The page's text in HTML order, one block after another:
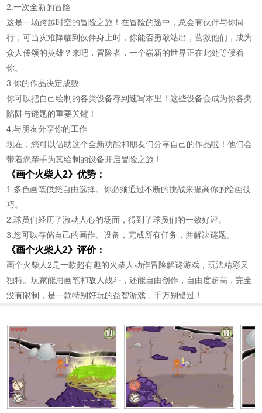
2.一次全新的冒险
这是一场跨越时空的冒险之旅！在冒险的途中，总会有伙伴与你同
行，可当灾难降临到伙伴身上时，你能否勇敢站出，营救他们，成为
众人传颂的英雄？来吧，冒险者，一个崭新的世界正在此处等候着
你。
3.你的作品决定成败
你可以把自己绘制的各类设备存到速写本里！这些设备会成为你各类
陷阱与谜题的重要关键！
4.与朋友分享你的工作
现在，您可以借助这个全新功能和朋友们分享自己的作品啦！他们会
带着您亲手为其绘制的设备开启冒险之旅！
《画个火柴人2》优势：
1.多色画笔供您自由选择。你必须通过不断的挑战来提高你的绘画技
巧。
2.球员们经历了激动人心的场面，得到了球员们的一致好评。
3.您可以存储自己的画作、设备，完成所有任务，并解决谜题。
《画个火柴人2》评价：
画个火柴人2是一款超有趣的火柴人动作冒险解谜游戏，玩法精彩又
独特。玩家能用画笔和敌人战斗，还能自由创作，自由度超高，完全
没有限制，是一款特别好玩的益智游戏，千万别错过！